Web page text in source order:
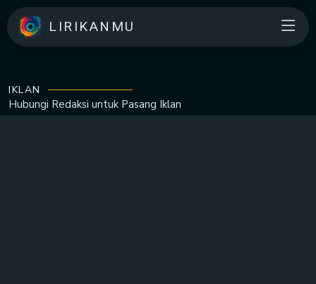
LIRIKANMU
IKLAN
Hubungi Redaksi untuk Pasang Iklan